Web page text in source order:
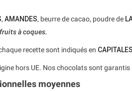
, AMANDES, beurre de cacao, poudre de
à coques.
recette sont indiqués en CAPITALES
hors UE. Nos chocolats sont garantis
moyennes